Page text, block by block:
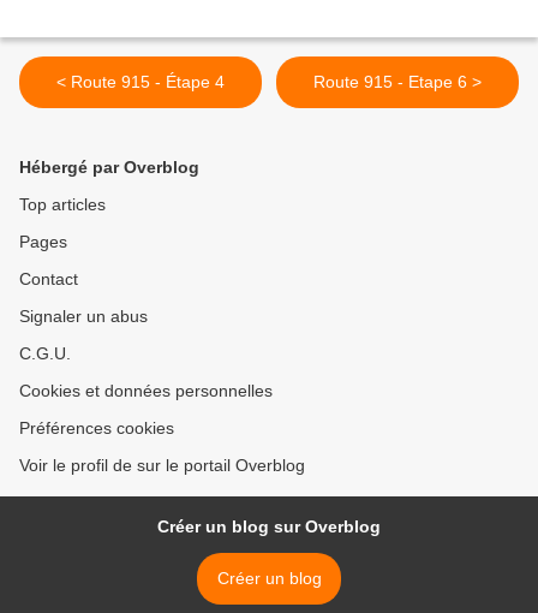
< Route 915 - Étape 4 Route 915 - Etape 6 >
Hébergé par Overblog
Top articles
Pages
Contact
Signaler un abus
C.G.U.
Cookies et données personnelles
Préférences cookies
Voir le profil de sur le portail Overblog
Créer un blog sur Overblog
Créer un blog